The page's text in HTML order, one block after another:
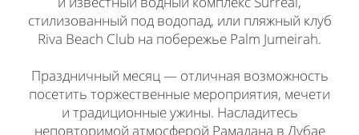
стилизованный под водопад, или пляжный клуб
Riva Beach Club на побережье Palm Jumeirah.
Праздничный месяц — отличная возможность
посетить торжественные мероприятия, мечети
и традиционные ужины. Насладитесь
неповторимой атмосферой Рамадана в Дубае